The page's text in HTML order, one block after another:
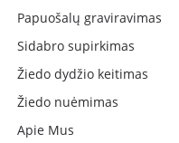
Papuošalų graviravimas
Sidabro supirkimas
Žiedo dydžio keitimas
Žiedo nuėmimas
Apie Mus